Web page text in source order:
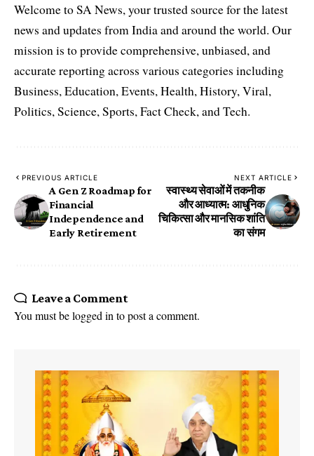
Welcome to SA News, your trusted source for the latest
news and updates from India and around the world. Our
mission is to provide comprehensive, unbiased, and
accurate reporting across various categories including
Business, Education, Events, Health, History, Viral,
Politics, Science, Sports, Fact Check, and Tech.
PREVIOUS ARTICLE
A Gen Z Roadmap for
Financial
Independence and
Early Retirement
NEXT ARTICLE
स्वास्थ्य सेवाओं में तकनीक
और आध्यात्म: आधुनिक
चिकित्सा और मानसिक शांति
का संगम
Leave a Comment
You must belogged in to post a comment.